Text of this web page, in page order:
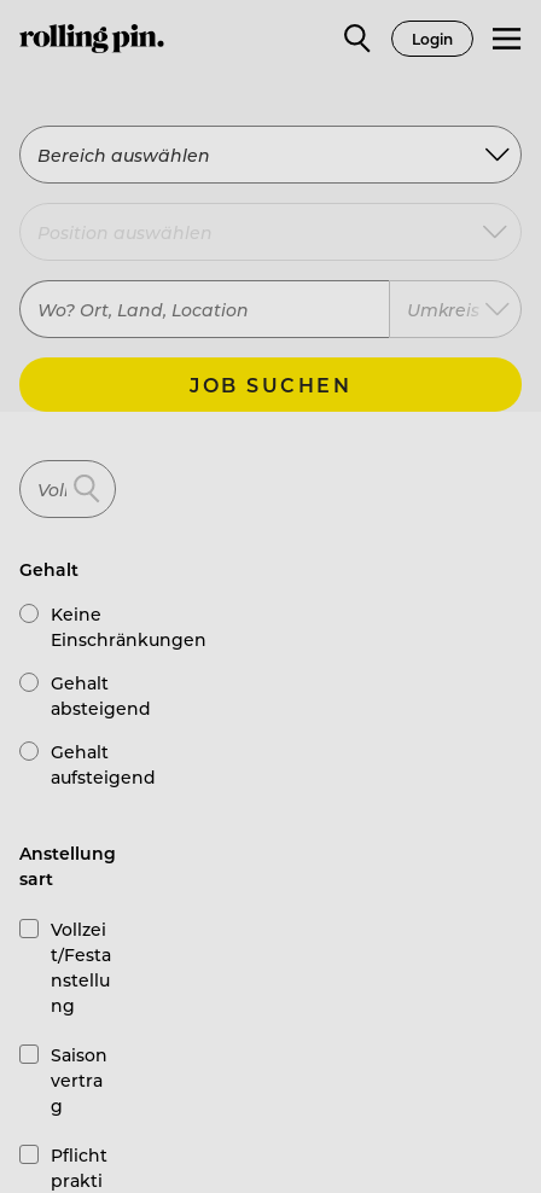
Login
Bereich auswählen
Umkreis
JOB SUCHEN
Gehalt
Keine
Einschränkungen
Gehalt
absteigend
Gehalt
aufsteigend
Anstellung
sart
Vollzei
t/Festa
nstellu
ng
Saison
vertra
g
Pflicht
prakti